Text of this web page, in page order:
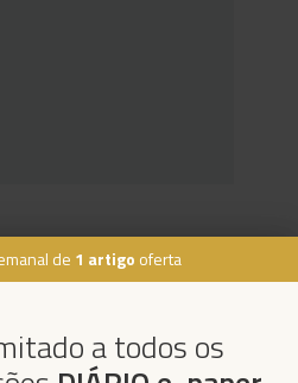
de 1 artigo oferta
a todos os
202 300
×